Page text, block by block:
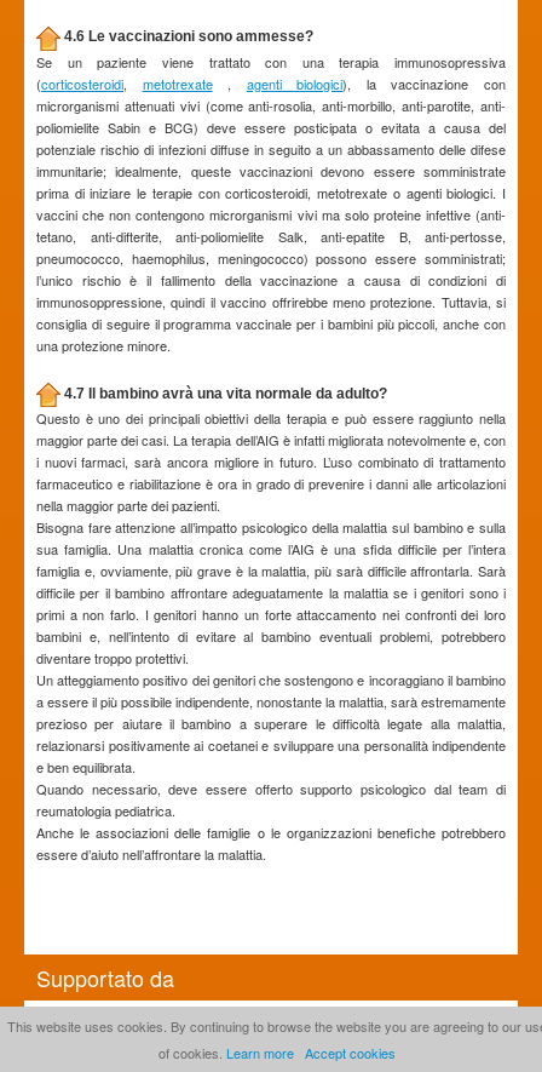
4.6 Le vaccinazioni sono ammesse?
Se un paziente viene trattato con una terapia immunosopressiva
(corticosteroidi, metotrexate, agenti biologici), la vaccinazione con
microrganismi attenuati vivi (come anti-rosolia, anti-morbillo, anti-parotite, anti-
poliomielite Sabin e BCG) deve essere posticipata o evitata a causa del
potenziale rischio di infezioni diffuse in seguito a un abbassamento delle difese
immunitarie; idealmente, queste vaccinazioni devono essere somministrate
prima di iniziare le terapie con corticosteroidi, metotrexate o agenti biologici. I
vaccini che non contengono microrganismi vivi ma solo proteine infettive (anti-
tetano, anti-difterite, anti-poliomielite Salk, anti-epatite B, anti-pertosse,
pneumococco, haemophilus, meningococco) possono essere somministrati;
l’unico rischio è il fallimento della vaccinazione a causa di condizioni di
immunosoppressione, quindi il vaccino offrirebbe meno protezione. Tuttavia, si
consiglia di seguire il programma vaccinale per i bambini più piccoli, anche con
una protezione minore.
4.7 Il bambino avrà una vita normale da adulto?
Questo è uno dei principali obiettivi della terapia e può essere raggiunto nella
maggior parte dei casi. La terapia dell’AIG è infatti migliorata notevolmente e, con
i nuovi farmaci, sarà ancora migliore in futuro. L’uso combinato di trattamento
farmaceutico e riabilitazione è ora in grado di prevenire i danni alle articolazioni
nella maggior parte dei pazienti.
Bisogna fare attenzione all’impatto psicologico della malattia sul bambino e sulla
sua famiglia. Una malattia cronica come l’AIG è una sfida difficile per l’intera
famiglia e, ovviamente, più grave è la malattia, più sarà difficile affrontarla. Sarà
difficile per il bambino affrontare adeguatamente la malattia se i genitori sono i
primi a non farlo. I genitori hanno un forte attaccamento nei confronti dei loro
bambini e, nell’intento di evitare al bambino eventuali problemi, potrebbero
diventare troppo protettivi.
Un atteggiamento positivo dei genitori che sostengono e incoraggiano il bambino
a essere il più possibile indipendente, nonostante la malattia, sarà estremamente
prezioso per aiutare il bambino a superare le difficoltà legate alla malattia,
relazionarsi positivamente ai coetanei e sviluppare una personalità indipendente
e ben equilibrata.
Quando necessario, deve essere offerto supporto psicologico dal team di
reumatologia pediatrica.
Anche le associazioni delle famiglie o le organizzazioni benefiche potrebbero
essere d’aiuto nell’affrontare la malattia.
Supportato da
This website uses cookies. By continuing to browse the website you are agreeing to our
of cookies. Learn more Accept cookies